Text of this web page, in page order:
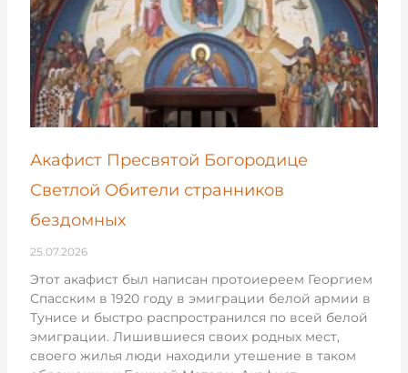
Акафист Пресвятой Богородице
Светлой Обители странников
бездомных
25.07.2026
Этот акафист был написан протоиереем Георгием
Спасским в 1920 году в эмиграции белой армии в
Тунисе и быстро распространился по всей белой
эмиграции. Лишившиеся своих родных мест,
своего жилья люди находили утешение в таком